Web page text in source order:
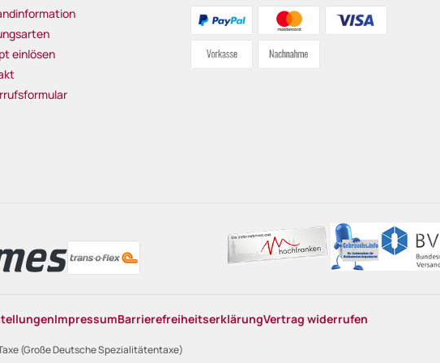
einlösen
ImpressumBarrierefreiheitserklärungVertrag widerrufen
(Große Deutsche Spezialitätentaxe)